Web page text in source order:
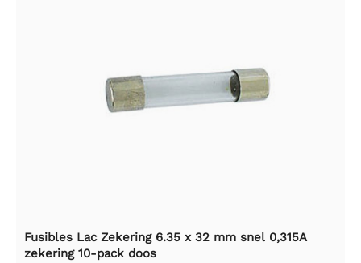
Fusibles Lac Zekering 6.35 x 32 mm snel 0,315A
zekering 10-pack doos